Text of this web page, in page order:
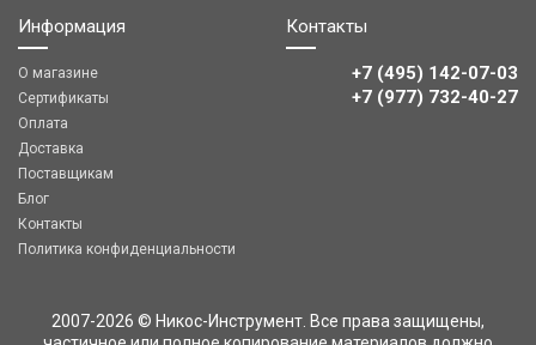
Информация
О магазине
Сертификаты
Оплата
Доставка
Поставщикам
Блог
Контакты
Политика конфиденциальности
Контакты
+7 (495) 142-07-03
‎‎+7 (977) 732-40-27
2007-2026 © Никос-Инструмент. Все права защищены,